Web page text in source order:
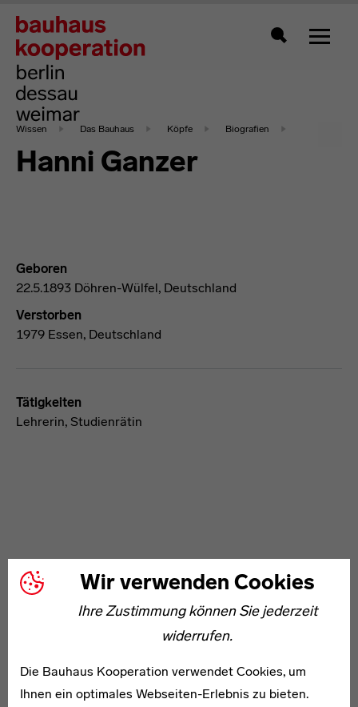
Wir verwenden Cookies
Ihre Zustimmung können Sie jederzeit
widerrufen.
Die Bauhaus Kooperation verwendet Cookies, um
Ihnen ein optimales Webseiten-Erlebnis zu bieten.
Zeigt
Wissen Das Bauhaus Köpfe Biografien
Hanni Ganzer
Geboren
22.5.1893 Döhren-Wülfel, Deutschland
Verstorben
1979 Essen, Deutschland
Tätigkeiten
Lehrerin, Studienrätin